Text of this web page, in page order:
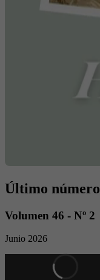
Último número
Volumen 46 - Nº 2
Junio 2026